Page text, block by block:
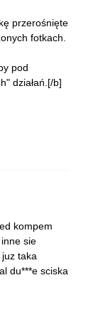
przerośnięte
fotkach.
pod
działań.[/b]
kompem
sie
taka
du***e sciska